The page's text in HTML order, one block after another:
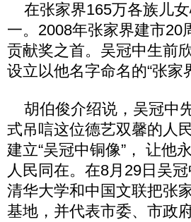
在张家界165万各族儿女
一。2008年张家界建市20
贡献奖之首。吴冠中生前
设立以他名字命名的“张家
胡伯俊介绍说，吴冠中
式吊唁这位德艺双馨的人
建立“吴冠中铜像”， 让他
人民同在。在8月29日吴
清华大学和中国文联把张
基地，并代表市委、市政